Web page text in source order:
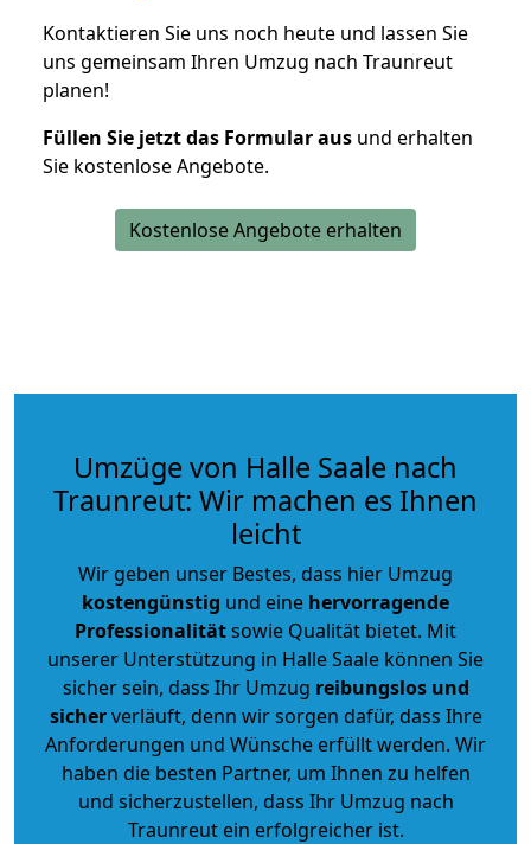
Kontaktieren Sie uns noch heute und lassen Sie
uns gemeinsam Ihren Umzug nach Traunreut
planen!
Füllen Sie jetzt das Formular aus und erhalten
Sie kostenlose Angebote.
Kostenlose Angebote erhalten
Umzüge von Halle Saale nach
Traunreut: Wir machen es Ihnen
leicht
Wir geben unser Bestes, dass hier Umzug
kostengünstig und eine hervorragende
Professionalitätsowie Qualität bietet. Mit
unserer Unterstützung in Halle Saale können Sie
sicher sein, dass Ihr Umzug reibungslos und
sicherverläuft, denn wir sorgen dafür, dass Ihre
Anforderungen und Wünsche erfüllt werden. Wir
haben die besten Partner, um Ihnen zu helfen
und sicherzustellen, dass Ihr Umzug nach
Traunreut ein erfolgreicher ist.